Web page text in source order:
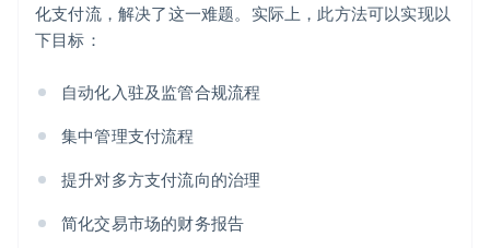
化支付流，解决了这一难题。实际上，此方法可以实现以
下目标：
自动化入驻及监管合规流程
集中管理支付流程
提升对多方支付流向的治理
简化交易市场的财务报告